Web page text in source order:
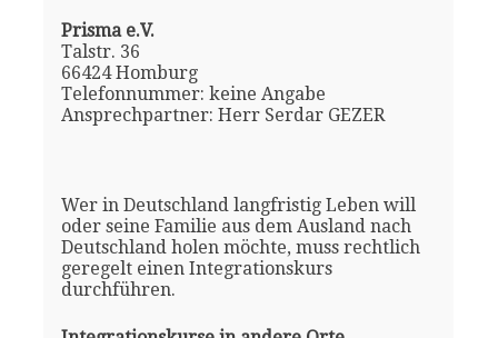
Prisma e.V.
Talstr. 36
66424 Homburg
Telefonnummer: keine Angabe
Ansprechpartner: Herr Serdar GEZER
Wer in Deutschland langfristig Leben will
oder seine Familie aus dem Ausland nach
Deutschland holen möchte, muss rechtlich
geregelt einen Integrationskurs
durchführen.